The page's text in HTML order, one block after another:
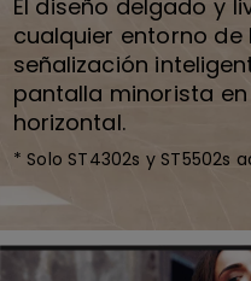
El diseño delgado y
cualquier entorno de
señalización
pantalla minorista
horizontal.
* Solo ST4302s y